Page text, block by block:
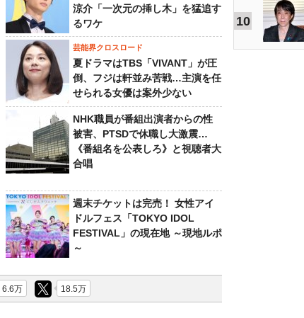
涼介「一次元の挿し木」を猛追す
るワケ
芸能界クロスロード
夏ドラマはTBS「VIVANT」が圧
倒、フジは軒並み苦戦…主演を任
せられる女優は案外少ない
NHK職員が番組出演者からの性
被害、PTSDで休職し大激震…
《番組名を公表しろ》と視聴者大
合唱
週末チケットは完売！ 女性アイ
ドルフェス「TOKYO IDOL
FESTIVAL」の現在地 ～現地ルポ
～
6.6万 18.5万
10